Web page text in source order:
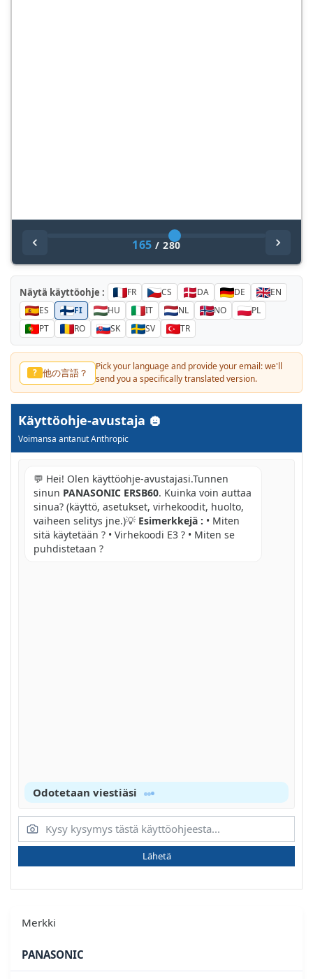
165 /280
Näytä käyttöohje : FR CS DA DE
EN
ES
FI HU IT NL NO
PL
PT
RO SK SV TR
? 他の言語？
Pick your language and provide your email: we'll
send you a specifically translated version.
Käyttöohje-avustaja
Voimansa antanut Anthropic
💬 Hei! Olen käyttöohje-avustajasi.Tunnen
sinun PANASONIC ERSB60. Kuinka voin auttaa
sinua? (käyttö, asetukset, virhekoodit, huolto,
vaiheen selitys jne.)💡 Esimerkkejä : • Miten
sitä käytetään ? • Virhekoodi E3 ? • Miten se
puhdistetaan ?
Odotetaan viestiäsi
Lähetä
Merkki
PANASONIC